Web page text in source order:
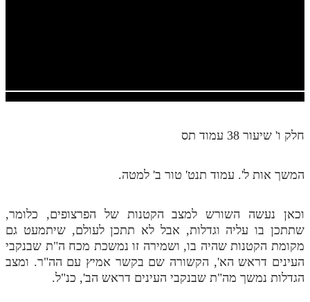
חלק יד
חלק ט"ז
בית שער הכוונות
שידור חי
חלק ו' שיעור 38 עמוד תס
המשך אות ל'. עמוד תנט' טור ב' למטה.
וכאן נעשה השורש למצב הקטנות של הפרצופים, כלומר,
שתתכן בו עליה וגדלות, אבל לא תתכן לעולם, שיתמעט גם
מקומת הקטנות שהיה בו, ושמירה זו נמשכת מכח ה"ת שבנקבי
העינים דראש הא', הקשורה שם בקשר אמיץ עם הה"ר. ומצב
הגדלות נמשך מה"ת שבנקבי העינים דראש הב', כנ"ל.